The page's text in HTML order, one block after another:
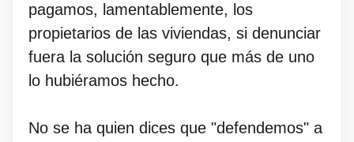
pagamos, lamentablemente, los
propietarios de las viviendas, si denunciar
fuera la solución seguro que más de uno
lo hubiéramos hecho.
No se ha quien dices que "defendemos" a